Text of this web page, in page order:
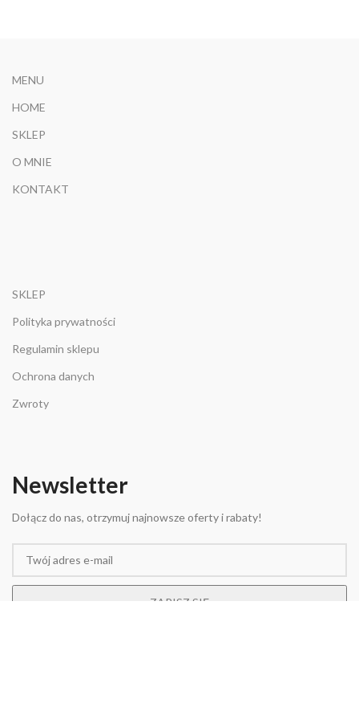
MENU
HOME
SKLEP
O MNIE
KONTAKT
SKLEP
Polityka prywatności
Regulamin sklepu
Ochrona danych
Zwroty
Newsletter
Dołącz do nas, otrzymuj najnowsze oferty i rabaty!